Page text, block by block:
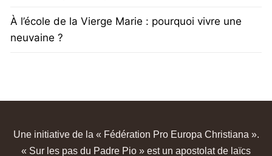
À l’école de la Vierge Marie : pourquoi vivre une
neuvaine ?
Une initiative de la « Fédération Pro Europa Christiana ».
« Sur les pas du Padre Pio » est un apostolat de laïcs